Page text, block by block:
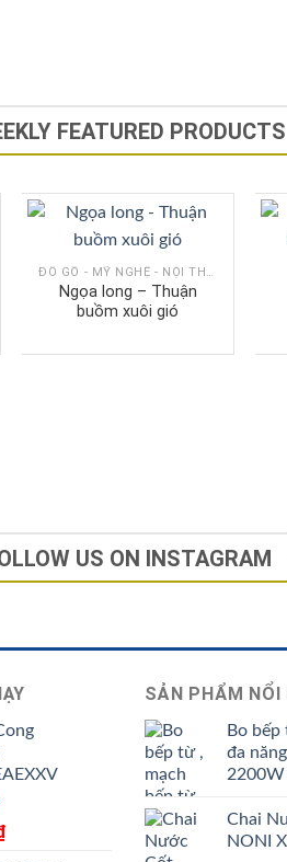
FEATURED PRODUCTS
ĐỒ GỖ - MỸ NGHỆ - NỘI THÁT
Ngọa long – Thuận
buồm xuôi gió
US ON INSTAGRAM
SẢN PHẨM NỔI
Bo
đa
2200W
Chai
NONI